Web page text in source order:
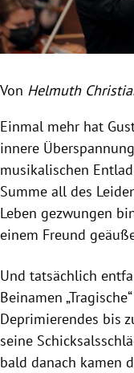
Untermenü
Untermenü
Untermenü
Von Helmuth
Einmal mehr hat
innere
musikalischen
Summe all des
Leben gezwungen
einem Freund
Und tatsächlich
Beinamen
Deprimierendes bis
seine
bald danach kamen